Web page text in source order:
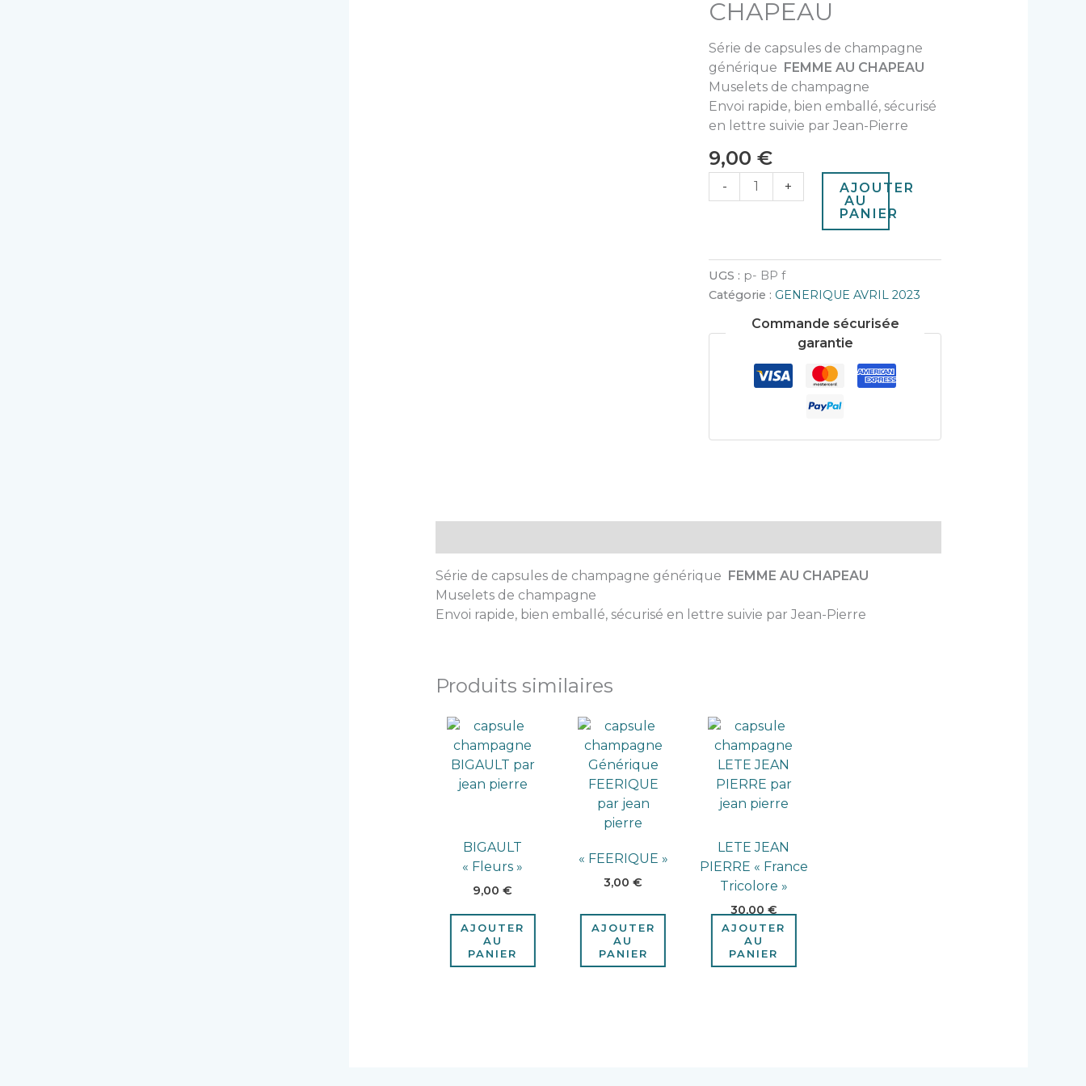
CHAPEAU
Série de capsules de champagne
générique
FEMME AU CHAPEAU
Muselets de champagne
Envoi rapide, bien emballé, sécurisé
en lettre suivie par Jean-Pierre
9,00€
- +
AJOUTER
AU
PANIER
UGS : p- BP f
Catégorie : GENERIQUE AVRIL 2023
Commande sécurisée
garantie
Série de capsules de champagne générique FEMME AU CHAPEAU
Muselets de champagne
Envoi rapide, bien emballé, sécurisé en lettre suivie par Jean-Pierre
Produits similaires
BIGAULT
« Fleurs »
9,00€
AJOUTER
AU
PANIER
« FEERIQUE »
3,00€
AJOUTER
AU
PANIER
LETE JEAN
PIERRE « France
Tricolore »
30,00 €
AJOUTER
AU
PANIER